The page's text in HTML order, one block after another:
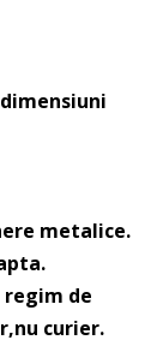
metalice.
de
curier.